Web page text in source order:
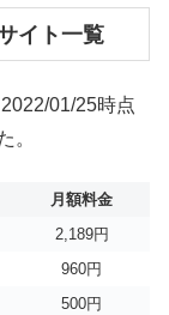
イト一覧
01/25時点
。
月額料金
2,189円
960円
500円